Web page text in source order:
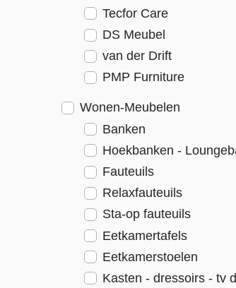
Tecfor Care
DS Meubel
van der Drift
PMP Furniture
Wonen-Meubelen
Banken
Hoekbanken -
Fauteuils
Relaxfauteuils
Sta-op fauteuils
Eetkamertafels
Eetkamerstoelen
Kasten - dressoirs - tv